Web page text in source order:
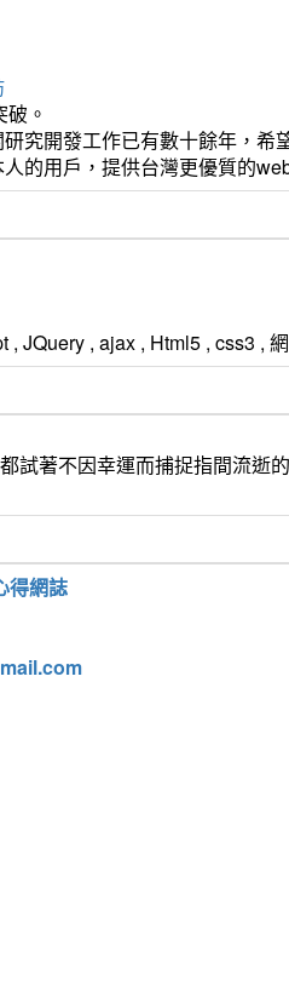
。
究開發工作已有數十餘年，
的用戶，提供台灣更優質的
, JQuery , ajax , Html5 , css3 ,
試著不因幸運而捕捉指間流逝
得網誌